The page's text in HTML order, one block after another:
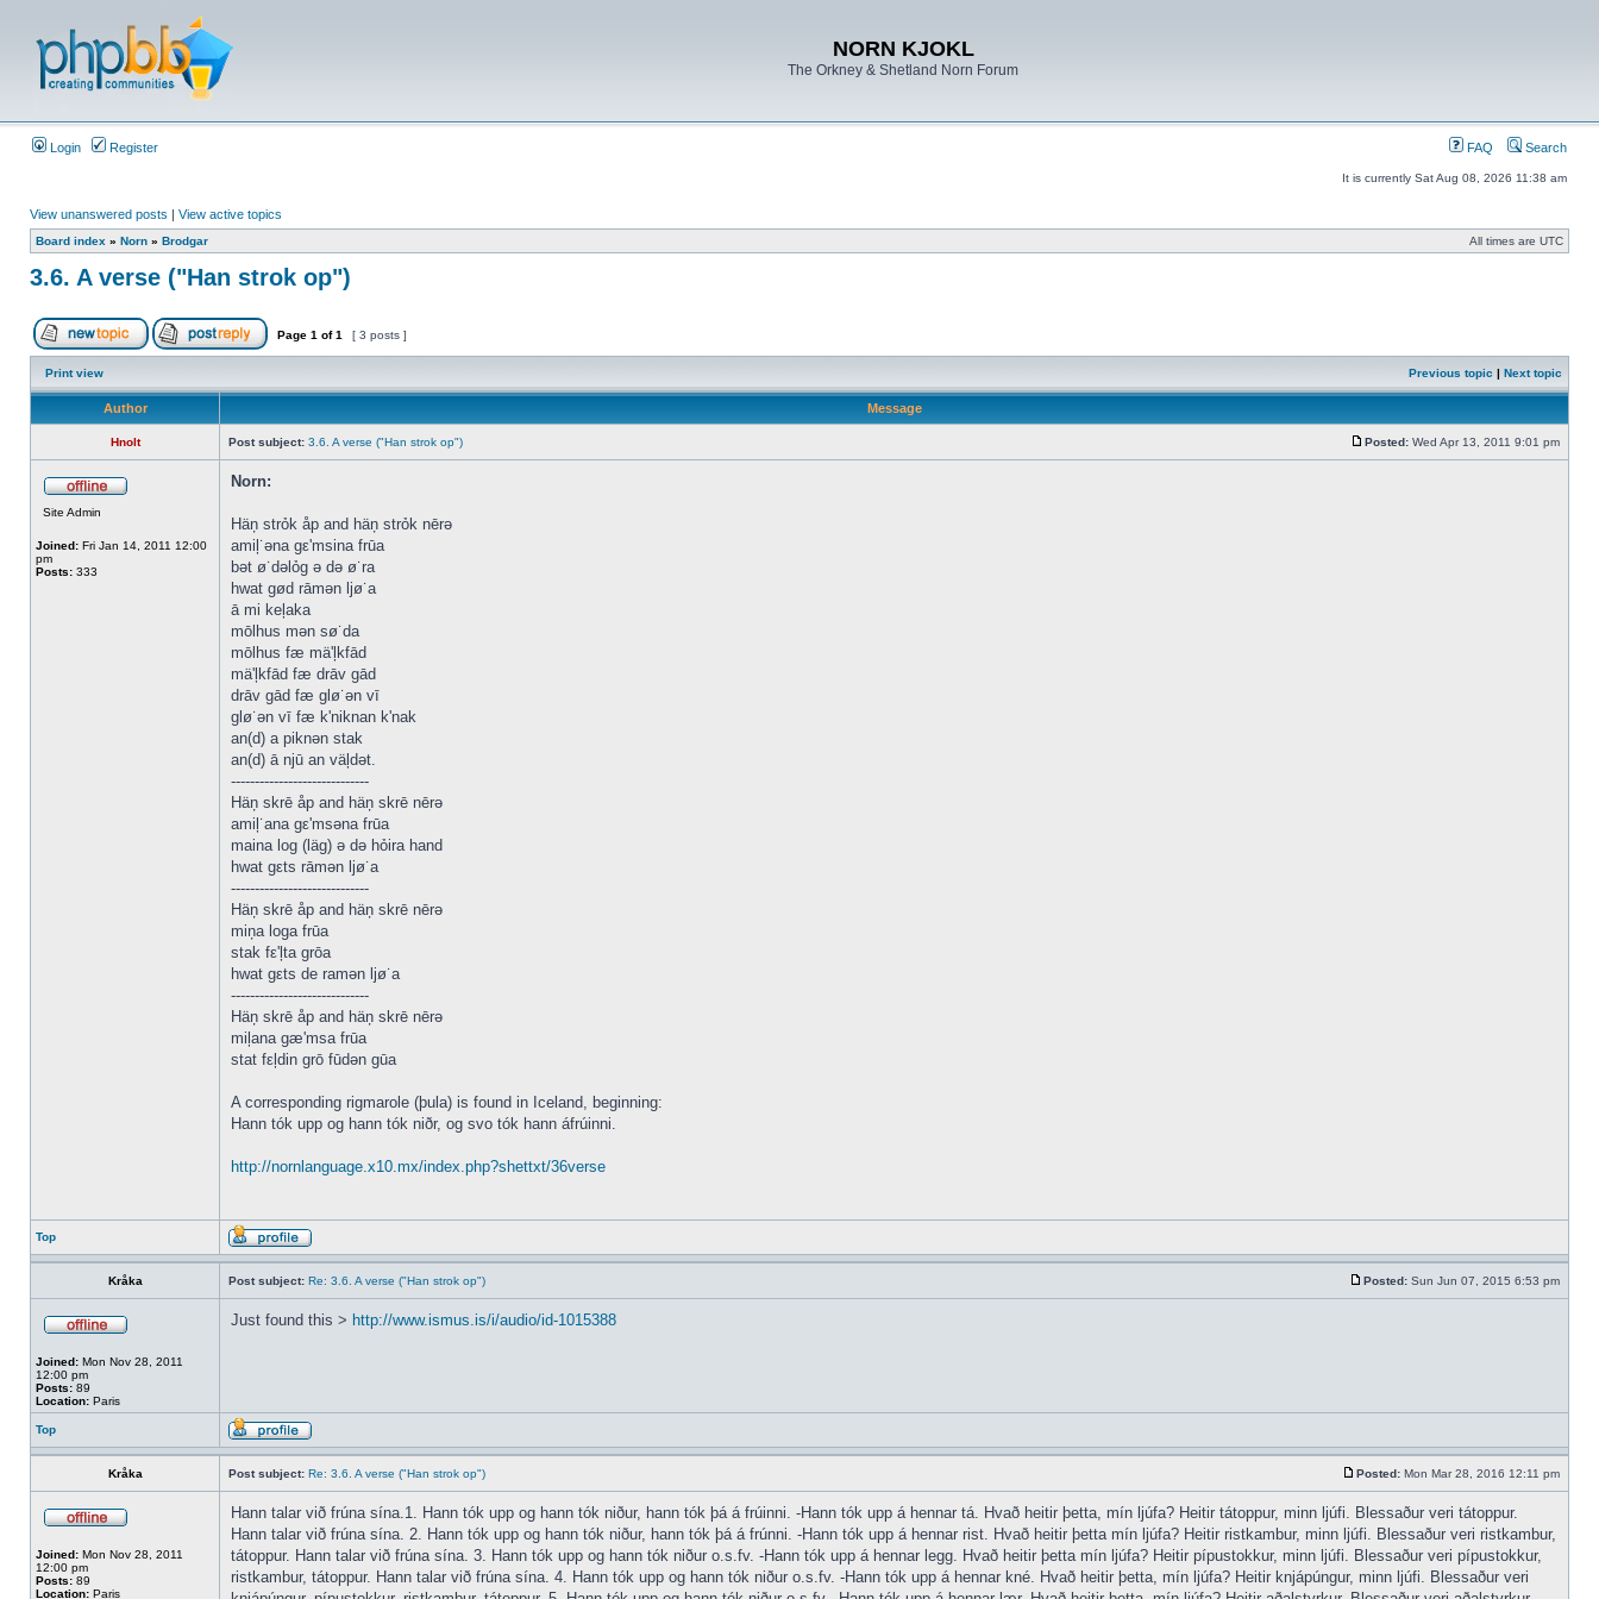
NORN KJOKL
The Orkney & Shetland Norn Forum
Login Register FAQ Search
It is currently Sat Aug 08, 2026 11:38 am
View unanswered posts | View active topics
Board index » Norn » Brodgar All times are UTC
3.6. A verse ("Han strok op")
Page 1 of1 [ 3 posts ]
Print view Previous topic | Next topic
Author Message
Hnolt Post subject: 3.6. A verse ("Han strok op") Posted: Wed Apr 13, 2011 9:01 pm
Site Admin
Joined: Fri Jan 14, 2011 12:00
pm
Posts: 333
Norn:
Häņ strỏk åp and häņ strỏk nērə
amiļ˙əna gε'msina frūa
bət ø˙dəlỏg ə də ø˙ra
hwat gød rāmən ljø˙a
ā mi keļaka
mōlhus mən sø˙da
mōlhus fæ mä'ļkfād
mä'ļkfād fæ drāv gād
drāv gād fæ glø˙ən vī
glø˙ən vī fæ k'niknan k'nak
an(d) a piknən stak
an(d) ā njū an väļdət.
-----------------------------
Häņ skrē åp and häņ skrē nērə
amiļ˙ana gε'msəna frūa
maina log (läg) ə də hỏira hand
hwat gεts rāmən ljø˙a
-----------------------------
Häņ skrē åp and häņ skrē nērə
miņa loga frūa
stak fε'ļta grōa
hwat gεts de ramən ljø˙a
-----------------------------
Häņ skrē åp and häņ skrē nērə
miļana gæ'msa frūa
stat fεļdin grō fūdən gūa
A corresponding rigmarole (þula) is found in Iceland, beginning:
Hann tók upp og hann tók niðr, og svo tók hann áfrúinni.
http://nornlanguage.x10.mx/index.php?shettxt/36verse
Top
Kråka Post subject: Re: 3.6. A verse ("Han strok op") Posted: Sun Jun 07, 2015 6:53 pm
Joined: Mon Nov 28, 2011
12:00 pm
Posts: 89
Location: Paris
Just found this > http://www.ismus.is/i/audio/id-1015388
Top
Kråka Post subject: Re: 3.6. A verse ("Han strok op") Posted: Mon Mar 28, 2016 12:11 pm
Joined: Mon Nov 28, 2011
12:00 pm
Posts: 89
Location: Paris
Hann talar við frúna sína.1. Hann tók upp og hann tók niður, hann tók þá á frúinni. -Hann tók upp á hennar tá. Hvað heitir þetta, mín ljúfa? Heitir tátoppur, minn ljúfi. Blessaður veri tátoppur.
Hann talar við frúna sína. 2. Hann tók upp og hann tók niður, hann tók þá á frúnni. -Hann tók upp á hennar rist. Hvað heitir þetta mín ljúfa? Heitir ristkambur, minn ljúfi. Blessaður veri ristkambur,
tátoppur. Hann talar við frúna sína. 3. Hann tók upp og hann tók niður o.s.fv. -Hann tók upp á hennar legg. Hvað heitir þetta mín ljúfa? Heitir pípustokkur, minn ljúfi. Blessaður veri pípustokkur,
ristkambur, tátoppur. Hann talar við frúna sína. 4. Hann tók upp og hann tók niður o.s.fv. -Hann tók upp á hennar kné. Hvað heitir þetta, mín ljúfa? Heitir knjápúngur, minn ljúfi. Blessaður veri